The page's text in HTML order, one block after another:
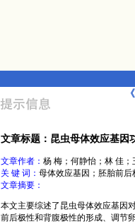
文章标题：昆虫母体效应基因
文章作者： 杨 梅；何静怡；林 佳；
关 键 词： 母体效应基因；胚胎前
文章摘要：
本文主要综述了昆虫母体效应基因
前后极性和背腹极性的形成、调节